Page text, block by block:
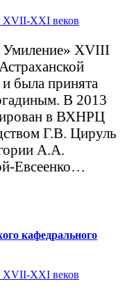
XVII-XXI веков
Умиление» XVIII
была принята
В 2013
в ВХНРЦ
Г.В. Цируль
А.А.
Евсеенко…
кафедрального
XVII-XXI веков